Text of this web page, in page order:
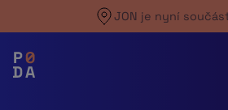
JON je nyní